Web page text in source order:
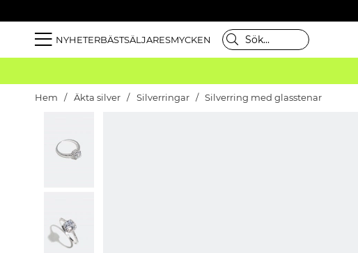
NYHETERBÄSTSÄLJARESMYCKEN
Hem Äkta silver Silverringar Silverring med glasstenar